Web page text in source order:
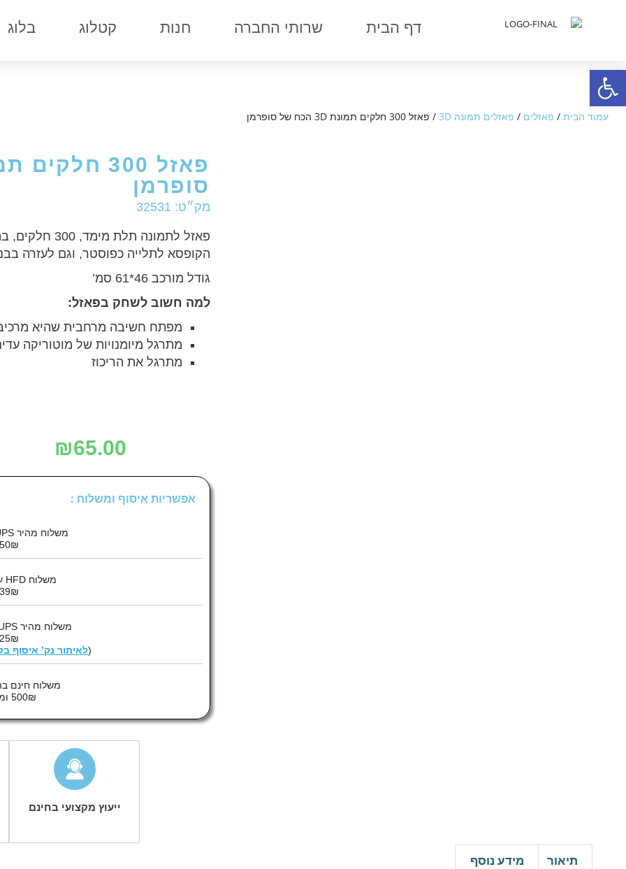
פתח סרגל נגישות
דף הבית שרותי החברה חנות קטלוג בלוג
עמוד הבית / פאזלים / פאזלים תמונה 3D / פאזל 300 חלקים תמונת 3D הכח של סופרמן
סופרמן
מק״ט: 32531
פאזל לתמונה
הקופסא לתלייה כפוסטר, וגם לעזרה
גודל מורכב 46*61 סמ’
למה חשוב לשחק בפאזל:
מפתח חשיבה מרחבית שהיא מרכיב
מתרגל מיומנויות של מוטוריקה
מתרגל את הריכוז
₪65.00
אפשריות איסוף ומשלוח :
משלוח מהיר UPS עד הבית :
50₪
משלוח HFD עד הבית :
39₪
משלוח מהיר UPS לנק’ איסוף :
25₪
(לאיתור נק’ איסוף
משלוח חינם
500₪ ומעלה
ייעוץ מקצועי בחינם
תיאור מידע נוסף